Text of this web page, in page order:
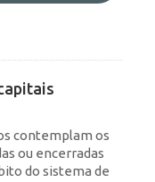
contemplam os
ou encerradas
do sistema de